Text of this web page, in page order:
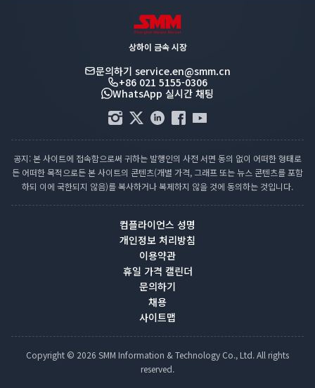
상하이 금속 시장
문의하기 service.en@smm.cn
+86 021 5155-0306
WhatsApp 실시간 채팅
공지: 본 사이트에 접속함으로써 귀하는 발행인의 사전 서면 동의 없이 어떠한 형태로
든 어떠한 목적으로든 본 사이트의 콘텐츠(개별 가격, 그래프 또는 뉴스 콘텐츠를 포함
하되 이에 국한되지 않음)를 복사하거나 복제하지 않을 것에 동의하는 것입니다.
컴플라이언스 성명
개인정보 처리방침
이용약관
휴일 가격 캘린더
문의하기
채용
사이트맵
Copyright © 2026 SMM Information & Technology Co., Ltd. All rights
reserved.